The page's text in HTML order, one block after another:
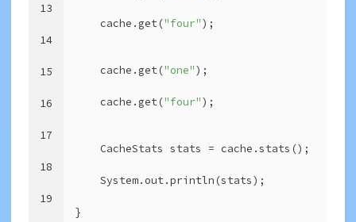
13
14
15
16
17
18
19
    cache.get(
"four");
    cache.get(
"one");
    cache.get(
"four");
    CacheStats stats = cache.stats();
    System.out.println(stats);
}